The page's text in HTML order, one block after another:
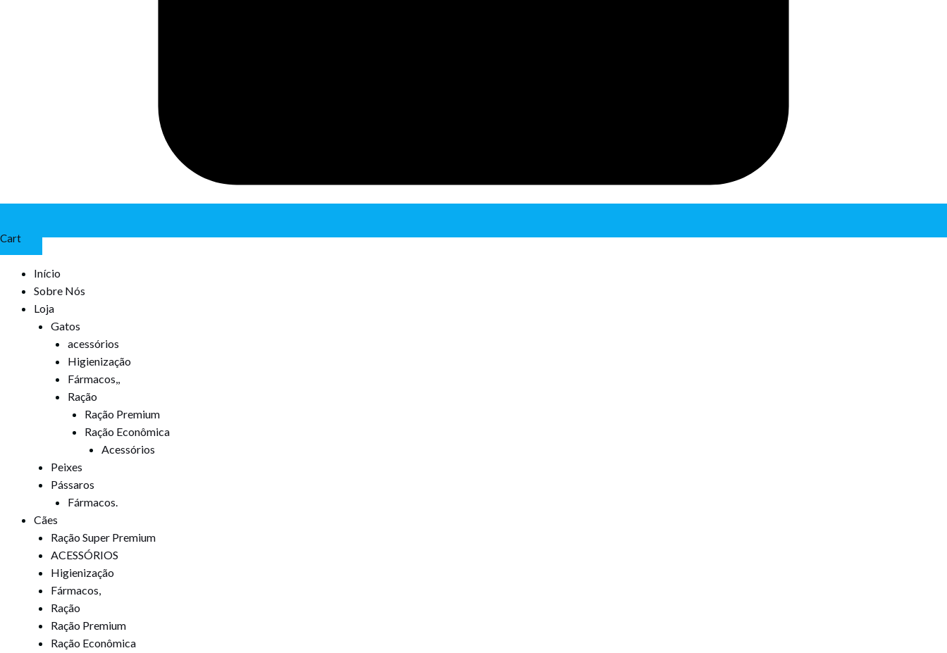
Cart
Início
Sobre Nós
Loja
Gatos
acessórios
Higienização
Fármacos,,
Ração
Ração Premium
Ração Econômica
Acessórios
Peixes
Pássaros
Fármacos.
Cães
Ração Super Premium
ACESSÓRIOS
Higienização
Fármacos,
Ração
Ração Premium
Ração Econômica